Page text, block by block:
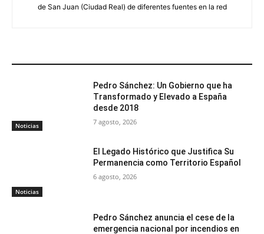
de San Juan (Ciudad Real) de diferentes fuentes en la red
Noticias
Pedro Sánchez: Un Gobierno que ha
Transformado y Elevado a España
desde 2018
7 agosto, 2026
Noticias
El Legado Histórico que Justifica Su
Permanencia como Territorio Español
6 agosto, 2026
Pedro Sánchez anuncia el cese de la
emergencia nacional por incendios en